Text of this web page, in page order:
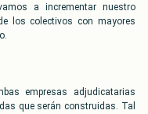
a incrementar nuestro
los colectivos con mayores
empresas adjudicatarias
que serán construidas. Tal